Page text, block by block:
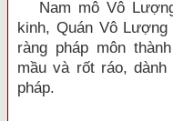
Nam mô Vô
kinh, Quán Vô
ràng pháp môn
mầu và rốt ráo,
pháp.